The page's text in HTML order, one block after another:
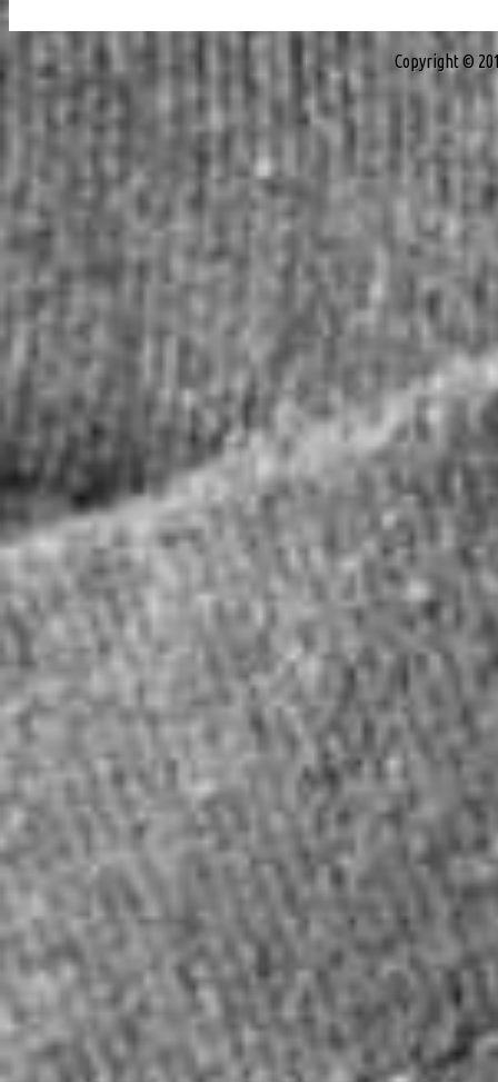
Copyright ©